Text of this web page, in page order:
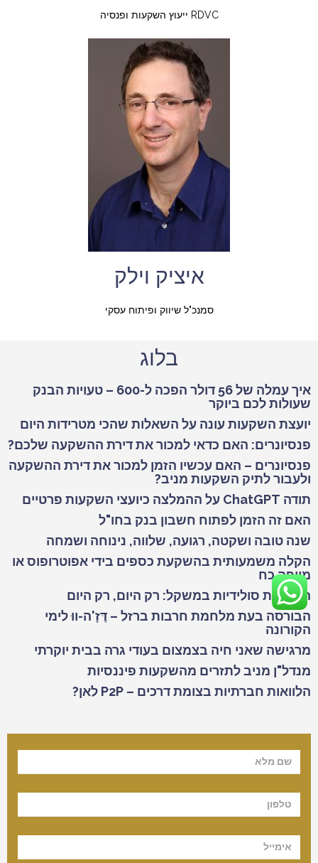
RDVC ייעוץ השקעות ופנסיה
איציק וילק
סמנכ"ל שיווק ופיתוח עסקי
בלוג
איך עמלה של 56 דולר הפכה ל-600 – טעויות הבנק
שעולות לכם ביוקר
יועצת השקעות עונה על השאלות שהכי מטרידות היום
פנסיונרים: האם כדאי למכור את דירת ההשקעה שלכם?
פנסיונרים – האם עכשיו הזמן למכור את דירת ההשקעה
ולעבור לתיק השקעות מניב?
תודה ChatGPT על ההמלצה כיועצי השקעות פרטיים
האם זה הזמן לפתוח חשבון בנק בחו"ל
שנה טובה ושקטה, רגועה, שלווה, נינוחה ושמחה
הקלה משמעותית בהשקעת כספים בידי אפוטרופוס או
מיופה כח
השקעות סולידיות במשקל: רק היום, רק היום
הבורסה בעת מלחמת חרבות ברזל – דֶּזָ'ה-ווּ לימי
הקורונה
מרגישה שאני חיה בצמצום בעודי גרה בבית יוקרתי
מנדל"ן מניב לתזרים מהשקעות פיננסיות
הלוואות חברתיות בצומת דרכים – P2P לאן?